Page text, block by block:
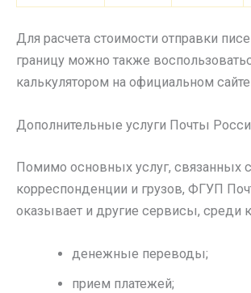
Для расчета стоимости отправки
границу можно также
калькулятором на официальном
Дополнительные услуги Почты
Помимо основных услуг, связанных
корреспонденции и грузов, ФГУП
оказывает и другие сервисы, среди
денежные переводы;
прием платежей;